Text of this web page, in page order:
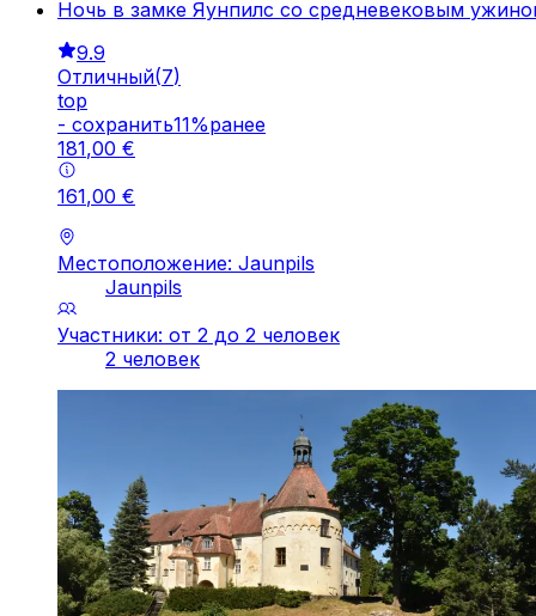
Ночь в замке Яунпилс со средневековым
9.9
Отличный(7)
top
- cохранить11%ранее
181,00 €
161,00 €
Местоположение: Jaunpils
Jaunpils
Участники: от 2 до 2 человек
2 человек